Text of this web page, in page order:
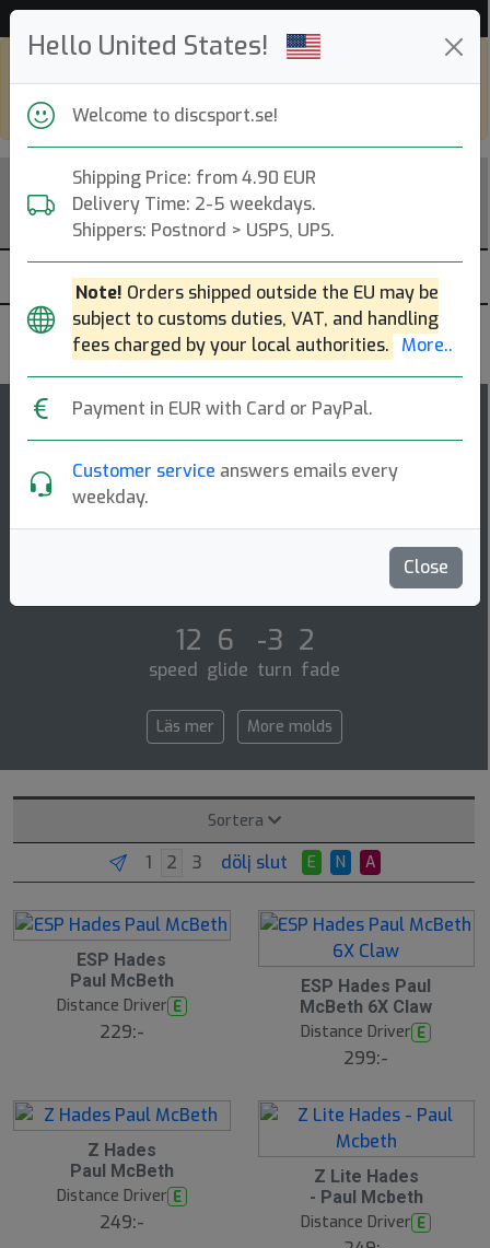
Hello United States!
Welcome to discsport.se!
Shipping Price: from 4.90 EUR
Delivery Time: 2-5 weekdays.
Shippers: Postnord > USPS, UPS.
Note! Orders shipped outside the EU may be
subject to customs duties, VAT, and handling
fees charged by your local authorities. More..
Payment in EUR with Card or PayPal.
Customer service answers emails every
weekday.
Close
go todiscsport.com
Discraft
41
Hades
Paul mcbeths 3rd prototype distance driver, the hades,
is ready for maximum distance flights! with a less
stable flight profile than the wor [...]
12 6 -3 2
speed glide turn fade
Läs mer More molds
Sortera
dölj slut E N A
ESP Hades
Paul McBeth
Distance Driver E
229:-
ESP Hades Paul
McBeth 6X Claw
Distance Driver E
299:-
Z Hades
Paul McBeth
Distance Driver E
249:-
Z Lite Hades
- Paul Mcbeth
Distance Driver E